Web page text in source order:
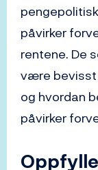
påvirker
rentene. De
være bevisst
og hvordan
påvirker